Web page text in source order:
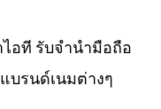
อที รับจำนำมือถือ
บรนด์เนมต่างๆ